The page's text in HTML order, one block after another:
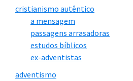
mpos, por amor de vós”
“assim comonos escolheu,
dação do mundo
cristianismo autêntico
a mensagem
passagens arrasadoras
estudos bíblicos
ex-adventistas
adventismo